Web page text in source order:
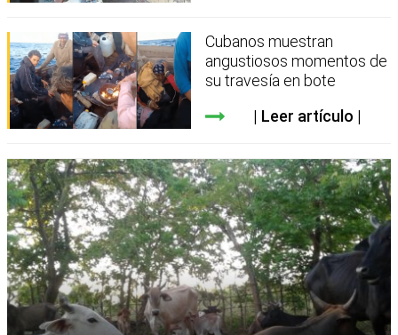
Cubanos muestran
angustiosos momentos de
su travesía en bote
Leer artículo